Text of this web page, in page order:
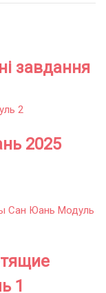
завдання
2025
1